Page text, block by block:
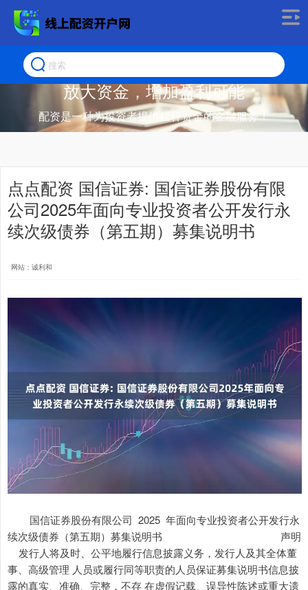
放大资金，增加盈利可能
配资是一种为投资者提供杠杆资金的金融服务！
点点配资 国信证券: 国信证券股份有限
公司2025年面向专业投资者公开发行永
续次级债券（第五期）募集说明书
网站：诚利和
国信证券股份有限公司 2025 年面向专业投资者公开发行永续次级债券（第五期）募集说明书 声明 发行人将及时、公平地履行信息披露义务，发行人及其全体董事、高级管理 人员或履行同等职责的人员保证募集说明书信息披露的真实、准确、完整，不存 在虚假记载、误导性陈述或重大遗漏。 主承销商已对募集说明书进行了核查，确认不存在虚假记载、误导性陈述和 重大遗漏，并对其真实性、准确性和完整性承担相应的法律责任。 发行人承诺在本期债券发行环节，不直接或者间接认购自己发行的债券。债 券发行的利率或者价格应当以询价、协议定价等方式确定，发行人不会操纵发行 定价、暗箱操作，不以代持、信托等方式谋取不正当利益或向其他相关利益主体 输送利益，不会直接或通过其他利益相关方向参与认购的投资者提供财务资助、 变相返费，不会出于利益交换的目的通过关联金融机构相互持有彼此发行的债券， 不会实施其他违反公平竞争、破坏市场秩序等行为。 发行人如有董事、高级管理人员、持股比例超过 5%的股东及其他关联方参 与本期债券认购，发行人将在发行结果公告中就相关认购情况进行披露。 中国证券监督管理委员会、深圳证券交易所对债券发行的注册或审核，不代 表对债券的投资价值作出任何评价，也不表明对债券的投资风险作出任何判断。 凡欲认购本期债券的投资者，应当认真阅读本募集说明书全文及有关的信息披露 文件，对信息披露的真实性、准确性和完整性进行独立分析，并据以独立判断投 资价值，自行承担与其有关的任何投资风险。 投资者认购或持有本期债券视作同意募集说明书关于权利义务的约定，包括 债券受托管理协议、债券持有人会议规则及债券募集说明书中其他有关发行人、 债券持有人、受托管理人等主体权利义务的相关约定。 发行人承诺根据法律法规和本募集说明书约定履行义务，接受投资者监督。 国信证券股份有限公司 2025 年面向专业投资者公开发行永续次级债券（第五期）募集说明书 重大事项提示 请投资者关注以下重大事项，并仔细阅读本募集说明书中“风险因素”等有 关章节。 一、截至 2025 年 6 月末，发行人合并口径未经审计的所有者权益合计为 口径资产负债率（扣除代理买卖证券款及代理承销证券款，下文同）为 69.98%， 母公司口径资产负债率为 68.66%。 发行人最近三个会计年度实现的年均可分配利润为 69.11 亿元（2022 年度、 亿元及 82.17 亿元的平均值），预计不少于本期债券一年利息的 1 倍。发行人在 本期发行前的财务指标符合相关规定。 二、经联合资信评估股份有限公司综合评定，发行人的主体信用等级为 AAA， 评级展望为稳定，本期债券信用等级为 AAA。资信评级机构将在信用评级结果 有效期内，持续关注发行人的政策环境、行业风险、经营策略、财务状况等因素 的重大变化，对发行人及本期债券的信用风险进行定期和不定期跟踪评级，并根 据监管要求或约定在资信评级机构网站和交易所网站予以公告。 三、报告期内，发行人经营活动产生的现金流量净额波动较大。2022 年度、 别为-73.42 亿元、-478.56 亿元、337.47 亿元及 322.60 亿元。2022 年度，发行人 经营活动产生的现金流量净额较上年同期减少 6.26 亿元，主要是回购业务资金 流入减少。2023 年度，发行人经营活动产生的现金流量净额较上年同期减少 营活动产生的现金流量净额较上年同期增加 816.03 亿元，同比大幅增加，主要 是自营投资业务净流入及代理买卖证券收到的现金净额较去年同期增加。2025 年 1-6 月，发行人经营活动产生的现金流量净额较上年同期增加 43.03%，主要 是拆入资金及回购业务资金净流入增加。公司经营活动现金流量存在波动的风险。 因发行人业务特点，经营活动产生的现金流量净额受证券市场影响较大，符 国信证券股份有限公司 2025 年面向专业投资者公开发行永续次级债券（第五期）募集说明书 合证券行业特征。发行人经营活动产生的现金流量净额波动不会对公司经营情况 和偿债能力产生不利影响。 四、本 期债券报告期各期末，发行人交易性金融资产账面价值分别为 重为 40.44%、42.33%、36.40%及 39.86%；发行人其他债权投资余额分别为 515.01 亿元、844.45 亿元、703.96 亿元及 497.27 亿元，占资产总额的比例为 13.06%、 模引起。 发行人拥有的上述资产规模合计金额占比较大，若金融市场发生大幅波动， 可能会对公司的经营业绩产生一定影响。 五、截至 2025 年 6 月末，发行人有息债务余额为 2,377.37 亿元，其中剩余 期限在 1 年以内（含 1 年）的债务余额为 1,777.53 亿元，占全部有息债务比例为 业务产生，符合证券行业特征。上述情形不会对发行人偿债能力产生重大不利影 响。 发行人建立了成熟有效的流动性风险管理机制，遵循全面性、审慎性和预见 性原则，对流动性风险实施全面、有效和统一的管理。报告期内，公司流动性覆 盖率、净稳定资金率均满足监管要求。同时，发行人稳健的财务政策、合理的资 产负债结构，稳定的经营收入和盈利积累以及较强的流动资产变现能力是公司按 期偿付到期债务的有力保障。 六、发行人的经营状况和盈利能力与证券市场整体情况高度相关。在本期债 券存续期内，宏观经济环境、资本市场状况、国家相关政策等外部因素以及发行 人本身的生产经营存在着一定的不确定性，这些因素的变化会影响到发行人的运 营状况、盈利能力和现金流量，可能导致发行人难以如期从预期的还款来源获得 足够的资金按期支付本期债券本息，从而使投资者面临一定的偿付风险。 国信证券股份有限公司 2025 年面向专业投资者公开发行永续次级债券（第五期）募集说明书 根据发行人于 2025 年 10 月 31 日在深圳证券交易所（https://www.szse.cn） 披露的《国信证券股份有限公司 2025 年第三季度报告》，发行人 2025 年三季度 主要财务数据和财务指标如下： 单位：万元 项目 2025 年 1-9 月 2024 年 1-9 月 较上年同期增减 营业总收入 1,920,289.67 1,133,531.88 69.41% 营业利润 1,098,277.14 515,865.00 112.90% 净利润 913,681.99 487,873.42 87.28% 归属于上市公司股东的净利润 913,700.14 487,873.42 87.28% 经营活动产生的现金流量净额 2,549,017.62 5,620,623.76 -54.65% 项目 2025 年 9 月 30 日 2024 年 12 月 31 日 较上年度末增减 资产总计 56,108,735.52 50,150,604.36 11.88% 负债总计 43,371,782.37 38,281,399.91 13.30% 归属于上市公司股东的所有者权益 12,715,410.44 11,869,204.45 7.13% 因证券市场活跃度提升，发行人经纪业务手续费净收入及金融工具投资收益 同比增幅明显。2025 年 1-9 月，发行人实现营业总收入、营业利润分别为 现归属于母公司股东的净利润 913,700.14 万元，同比增长 87.28%。 发行人经营活动产生的现金流量净额较上年同期减少 54.65%，主要是自营 投资业务净流出及融出资金净增加额较去年同期增加。 截至本募集说明书签署之日，发行人生产经营情况正常，业绩未出现不符合 行业整体情况的大幅下滑或亏损。发行人没有影响公司持续发展的重大变化，不 存在影响公司经营或者偿债能力的其他不利变化。发行人符合法定发行上市条件， 不存在相关法律法规禁止发行的情形。 七、为维护债券持有人享有的法定权利和本募集说明书约定的权利，发行人 制定了《债券持有人会议规则》，债券持有人认购、交易或其他合法方式取得本 期债券，即视作同意发行人制定的《债券持有人会议规则》。债券持有人会议根 据《债券持有人会议规则》审议通过的决议，对所有本次未偿还债券持有人（包 括所有出席会议、未出席会议、反对决议或放弃投票权的债券持有人，以及在相 关决议通过后受让本期债券的持有人）具有同等约束力。债券持有人认购、购买 或以其他合法方式取得本期债券均视作同意并接受《债券持有人会议规则》并受 之约束。 国信证券股份有限公司 2025 年面向专业投资者公开发行永续次级债券（第五期）募集说明书 八、为明确约定发行人、债券持有人及受托管理人之间的权利、义务及违约 责任，公司聘任了中国银河证券股份有限公司担任本次债券的受托管理人，并订 立了《债券受托管理协议》。投资者通过认购、交易或其他合法方式取得本期债 券视作同意中国银河证券作为本期债券的受托管理人，且视作同意《债券受托管 理协议》项下的相关规定。 九、根据《证券法》相关规定，本期债券仅面向专业投资者中的机构投资者 发行，普通投资者和专业投资者中的个人投资者不得参与发行认购。本期债券上 市后将被实施投资者适当性管理，仅专业投资者中的机构投资者参与交易，普通 投资者和专业投资者中的个人投资者认购或买入的交易行为无效。 十、本期发行结束后，发行人将尽快向深圳证券交易所提出关于本期债券上 市交易的申请。本期债券符合深圳证券交易所上市条件，将采取匹配成交、点击 成交、询价成交、竞买成交及协商成交的交易方式。但本期债券上市前，发行人 财务状况、经营业绩、现金流和信用评级等情况可能出现重大变化，发行人无法 保证本期债券上市申请能够获得深圳证券交易所同意，若届时本期债券无法上市， 投资者有权选择将本期债券回售予发行人。因发行人经营与收益等情况变化引致 的投资风险和流动性风险，由债券投资者自行承担，本期债券不能在除深圳证券 交易所以外的其他交易场所上市交易。 十一、本期债券为永续次级债券，特殊发行条款如下： （一）债券利率及确定方式 本期债券存续的前 5 个计息年度（首个定价周期）的票面利率将根据网下询 价簿记结果，由发行人与簿记管理人按照有关规定，在利率询价区间内协商一致 确定，并在前 5 个计息年度内保持不变，自第 6 个计息年度起每 5 年重置一次票 面利率。 前 5 个计息年度的票面利率为初始基准利率加上初始利差。其中初始基准利 率为发行首日前 5 个工作日中国债券信息网（www.chinabond.com.cn）公布的中 债银行间固定利率国债收益率曲线中，待偿期为 5 年的国债收益率算术平均值 （四舍五入计算到 0.01%）；初始利差为票面利率与初始基准利率之间的差值， 国信证券股份有限公司 2025 年面向专业投资者公开发行永续次级债券（第五期）募集说明书 由公司根据发行时的市场情况确定。 如果发行人选择将本期债券延长 1 个重定价周期，则从第 6 个计息年度开始 票面利率调整为当期基准利率加上初始利差再加上 200 个基点，在第 6 个计息年 度至第 10 个计息年度内保持不变。当期基准利率为票面利率重置日前 5 个工作 日中国债券信息网（www.chinabond.com.cn）公布的中债银行间固定利率国债收 益率曲线中，待偿期为 5 年的国债收益率算术平均值（四舍五入计算到 0.01%）。 此后每 5 年重置票面利率以当期基准利率加上初始利差再加上 200 个基点确定。 票面利率公式为：当期票面利率=当期基准利率+初始利差+200BPs。 如果未来因宏观经济及政策变化等因素影响导致当期基准利率在利率重置 日不可得，票面利率将采用票面利率重置日之前一期基准利率加上初始利差再加 上 200 个基点确定。 （二）发行人续期选择权 本期债券设置发行人续期选择权，不设投资者回售选择权，即在本期债券每 个重定价周期末，发行人有权选择将本期债券延长 1 个重定价周期，或全额兑付 本期债券，而投资者无权要求公司赎回本期债券。公司应至少于续期选择权行权 年度付息日前 30 个交易日，在中国证券监督管理委员会规定的信息披露场所发 布续期选择权行使或全额兑付公告。 （三）满足特定条件时发行人赎回选择权 发行人由于法律法规的改变或修正、相关法律法规司法解释或者应用的改变 或修正而不得不为本期债券的存续支付额外税费，且发行人在采取合理的审计方 式后仍然不能避免该税款缴纳或补缴责任的时候，发行人有权对本期债券进行赎 回。 发行人若因上述原因进行赎回，则在发布赎回公告时需要同时提供以下文件： （1）由发行人总裁或财务负责人签字的说明，该说明需阐明上述发行人不 可避免的税款缴纳或补缴条例； （2）由会计师事务所或法律顾问提供的关于发行人因法律法规的改变而缴 国信证券股份有限公司 2025 年面向专业投资者公开发行永续次级债券（第五期）募集说明书 纳或补缴税款的独立意见书，并说明变更开始的日期。 发行人有权在法律法规、相关法律法规司法解释或者应用变更后的首个付息 日行使赎回权。发行人如果进行赎回，必须在该可以赎回之日（即法律法规、相 关法律法规司法解释或者应用变更后的首个付息日）前 20 个交易日公告（法律 法规、相关法律法规司法解释或者应用变更日距付息日少于 20 个交易日的情况 除外，但发行人应及时进行公告）。赎回方案一旦公告不可撤销。 根据《企业会计准则第 22 号——金融工具确认和计量》《关于印发相关会计处理的规定>的通知》和《企业会计准则第 37 号——金融工具列报》， 发行人将本期债券计入权益。若未来因企业会计准则变更或其他法律法规改变或 修正，影响发行人在合并财务报表中将本期债券计入权益时，发行人有权对本期 债券进行赎回。 发行人若因上述原因进行赎回，则在发布赎回公告时需要提供以下文件： （1）由发行人总裁或财务负责人签字的说明，该说明需阐明上述发行人符 合提前赎回条件； （2）由会计师事务所出具的对于会计准则改变而影响公司相关会计条例的 情况说明，并说明变更开始的日期。 发行人有权在该会计政策变更正式实施日的年度末行使赎回权。发行人如果 进行赎回，必须在该可以赎回之日前 20 个交易日公告（会计政策变更正式实施 日距年度末少于 20 个交易日的情况除外，但发行人应及时进行公告）。赎回方 案一旦公告不可撤销。 发行人将以票面面值加当期利息及递延支付的利息及其孳息（如有）向投资 者赎回全部本期债券。赎回的支付方式与本期债券到期本息支付相同，将按照本 期债券登记机构的有关规定统计债券持有人名单，按照债券登记机构的相关规定 办理。若发行人不行使赎回选择权，则本期债券将继续存续。 （四）递延支付利息条款 本期债券附设发行人延期支付利息权，除非发生强制付息事件，本期债券的 国信证券股份有限公司 2025 年面向专业投资者公开发行永续次级债券（第五期）募集说明书 每个付息日，发行人可自行选择将当期利息以及按照本条款已经递延的所有利息 及其孳息推迟至下一个付息日支付，且不受到任何递延支付利息次数的限制；前 述利息递延不属于发行人未能按照约定足额支付利息的行为。如发行人决定递延 支付利息的，发行人应在付息日前 10 个交易日披露《递延支付利息公告》。 递延支付的金额将按照当期执行的利率计算复息。在下个利息支付日，若发 行人继续选择延后支付，则上述递延支付的金额产生的复息将加入已经递延的所 有利息及其孳息中继续计算利息。 （五）利息递延下的限制事项 若发行人选择行使延期支付利息权，则在延期支付利息及其孳息未偿付完毕 之前，公司不得有下列行为：（1）向普通股股东分红；（2）减少注册资本。 （六）强制付息事件 付息日前 12 个月内，发生以下事件的，发行人不得递延当期利息以及按照 约定已经递延的所有利息及其孳息：（1）向普通股股东分红；（2）减少注册资 本。 （七）会计处理 发行人根据企业会计准则和相关规定，经对发行条款和相关信息全面分析判 断，在会计初始确认时将本期债券分类为权益工具。发行人会计师容诚会计师事 务所（特殊普通合伙）已对上述处理情况出具专项说明。如在债券存续期内出现 导致本期发行可续期公司债券不再计入权益的事项，发行人将于 2 个交易日内在 指定媒体中披露相关信息。 十二、本公司认为本期债券不符合通用质押式回购交易的基本条件。 十三、受国民经济总体运行状况、国家宏观经济、金融货币政策以及国际经 济环境变化等因素的影响，市场利率存在波动的可能性。由于本期债券期限较长， 债券的投资价值在其存续期内可能随着市场利率的波动而发生变动，从而使本期 债券投资者持有的债券价值具有一定的不确定性。 十四、发行人不会在发行环节直接或者间接认购自己发行的债券。债券发行 的利率或者价格应当以询价、协议定价等方式确定，发行人不会操纵发行定价、 国信证券股份有限公司 2025 年面向专业投资者公开发行永续次级债券（第五期）募集说明书 暗箱操作；不会以代持、信托等方式谋取不正当利益或向其他相关利益主体输送 利益；不会直接或通过其他利益相关方向参与认购的投资者提供财务资助、变相 返费；不会出于利益交换的目的通过关联金融机构相互持有彼此发行的债券；不 会有其他违反公平竞争、破坏市场秩序等行为。 投资者参与债券投资，应当遵守审慎原则，按照法律法规，制定科学合理的 投资策略和风险管理制度，有效防范和控制风险。 投资者不得协助发行人从事违反公平竞争、破坏市场秩序等行为。投资者不 得通过合谋集中资金等方式协助发行人直接或者间接认购自己发行的债券，不得 为发行人认购自己发行的债券提供通道服务，不得直接或者变相收取债券发行人 承销服务、融资顾问、咨询服务等形式的费用。 资管产品管理人及其股东、合伙人、实际控制人、员工不得直接或间接参与 上述行为。 国信证券股份有限公司 2025 年面向专业投资者公开发行永续次级债券（第五期）募集说明书 国信证券股份有限公司 2025 年面向专业投资者公开发行永续次级债券（第五期）募集说明书 国信证券股份有限公司 2025 年面向专业投资者公开发行永续次级债券（第五期）募集说明书 释义 除非特别提示，本募集说明书的下列词语具有如下意义： 国信证券、发行人、公司或本公司 指 国信证券股份有限公司 国信证券股份有限公司 2025 年面向专业投资者 本次债券 指 公开发行永续次级债券 国信证券股份有限公司 2025 年面向专业投资者 本期债券 指 公开发行永续次级债券（第五期） 本次发行 指 本期债券面向专业机构投资者公开发行 发行人根据有关法律、法规为发行本期债券而制 作的《国信证券股份有限公司 2025 年面向专业投 募集说明书 指 资者公开发行永续次级债券（第五期）募集说明 书》 《公司章程》 指 国信证券股份有限公司公司章程 公司董事会、董事会 指 国信证券股份有限公司董事会 证券登记机构、中国证券登记公司 指 中国证券登记结算有限责任公司深圳分公司 深交所 指 深圳证券交易所 上交所 指 上海证券交易所 中国证监会 指 中国证券监督管理委员会 牵头主承销商、受托管理人 指 中国银河证券股份有限公司 联席主承销商 指 国投证券股份有限公司 发行人律师 指 北京市嘉源律师事务所 资信评级机构 指 联合资信评估股份有限公司 天健会计师事务所（特殊普通合伙）、容诚会计师 审计机构 指 事务所（特殊普通合伙） 兑付代理人 指 中国证券登记公司，或任何替代兑付代理人 《国信证券股份有限公司 2025 年面向专业投资 《债券受托管理协议》 指 者公开发行永续次级债券受托管理协议》 《国信证券股份有限公司 2025 年面向专业投资 《债券持有人会议规则》 指 者公开发行永续次级债券持有人会议规则》 就本次债券而言，通过认购、受让、接受赠与、继 投资人 指 承等合法途径取得并持有本次债券的主体 《公司法》 指 《中华人民共和国公司法》 《证券法》 指 《中华人民共和国证券法》 《管理办法》 指 《公司债券发行与交易管理办法》 最近三年及一期、报告期 指 月 债券持有人 指 根据债券登记机构的记录显示在其名下登记拥有